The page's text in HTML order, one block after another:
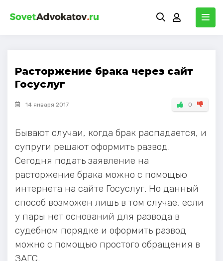
Расторжение брака через сайт
Госуслуг
14 января 2017 0
Бывают случаи, когда брак распадается, и
супруги решают оформить развод.
Сегодня подать заявление на
расторжение брака можно с помощью
интернета на сайте Госуслуг. Но данный
способ возможен лишь в том случае, если
у пары нет оснований для развода в
судебном порядке и оформить развод
можно с помощью простого обращения в
ЗАГС.